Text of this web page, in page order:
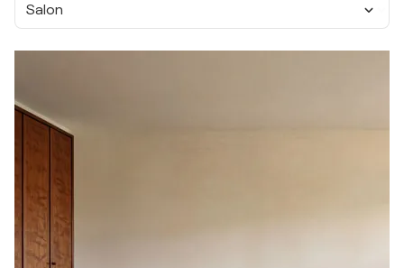
Salon